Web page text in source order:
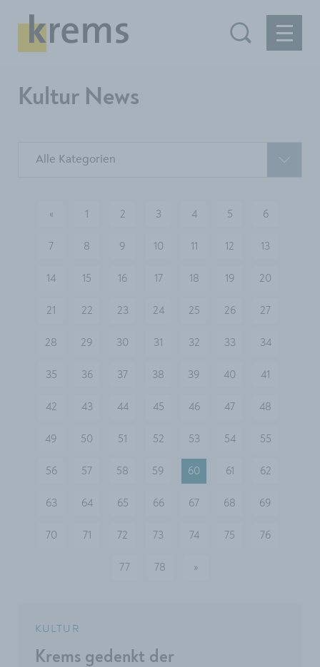
Kultur News
Alle Kategorien
vorherige
« 1 2 3 4 5 6
7 8 9 10 11 12 13
14 15 16 17 18 19 20
21 22 23 24 25 26 27
28 29 30 31 32 33 34
35 36 37 38 39 40 41
42 43 44 45 46 47 48
49 50 51 52 53 54 55
56 57 58 59 60 61 62
63 64 65 66 67 68 69
70 71 72 73 74 75 76
77 78 »
KULTUR
Krems gedenkt der